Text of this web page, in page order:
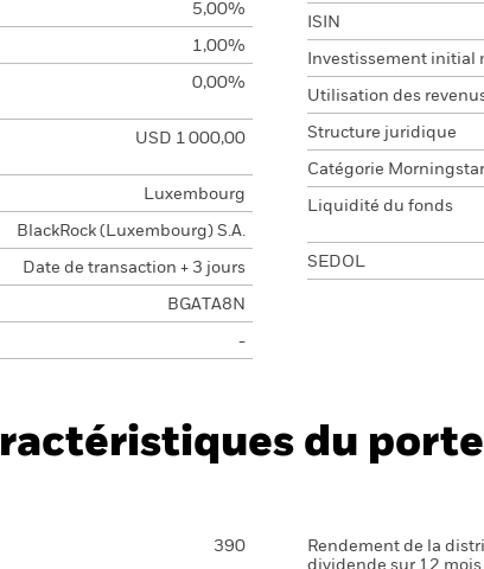
5,00%
1,00%
0,00%
USD 1 000,00
Luxembourg
BlackRock (Luxembourg) S.A.
Date de transaction + 3 jours
BGATA8N
-
ISIN
Investissement initial
Utilisation des
Structure juridique
Catégorie Morningstar
Liquidité du fonds
SEDOL
du
390
Rendement de la
dividende sur 12 mois